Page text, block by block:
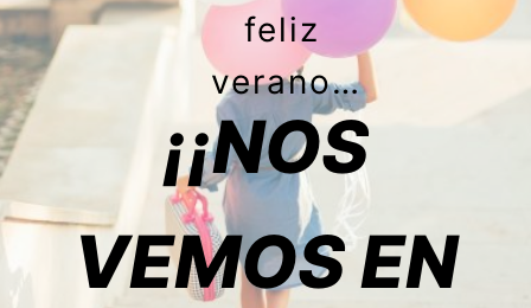
feliz
verano…
¡¡NOS
VEMOS EN